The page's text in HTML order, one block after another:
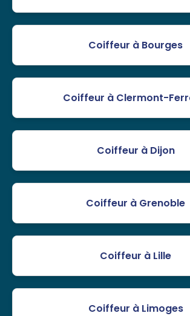
Coiffeur à Bourges
Coiffeur à Clermont-
Coiffeur à Dijon
Coiffeur à Grenoble
Coiffeur à Lille
Coiffeur à Limoges